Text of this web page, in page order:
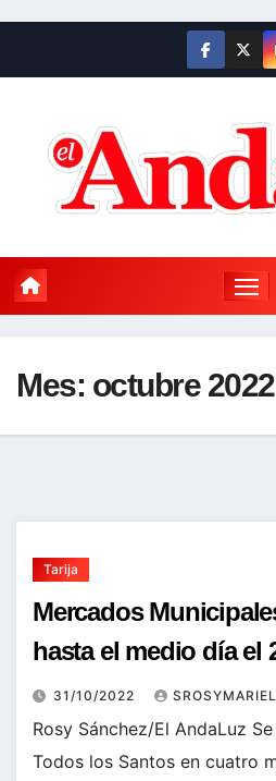
contenido
Mes: octubre 2022
Tarija
Mercados
hasta el medio día el
31/10/2022 SROSYMARIEL
Rosy Sánchez/El AndaLuz
Todos los Santos en cuatro